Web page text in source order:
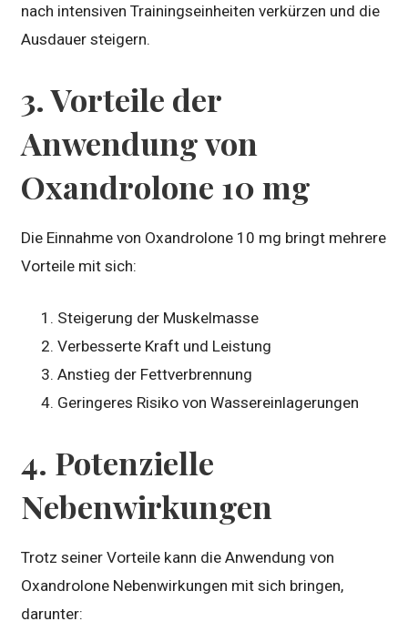
nach intensiven Trainingseinheiten verkürzen und die
Ausdauer steigern.
3. Vorteile der
Anwendung von
Oxandrolone 10 mg
Die Einnahme von Oxandrolone 10 mg bringt mehrere
Vorteile mit sich:
Steigerung der Muskelmasse
Verbesserte Kraft und Leistung
Anstieg der Fettverbrennung
Geringeres Risiko von Wassereinlagerungen
4. Potenzielle
Nebenwirkungen
Trotz seiner Vorteile kann die Anwendung von
Oxandrolone Nebenwirkungen mit sich bringen,
darunter: